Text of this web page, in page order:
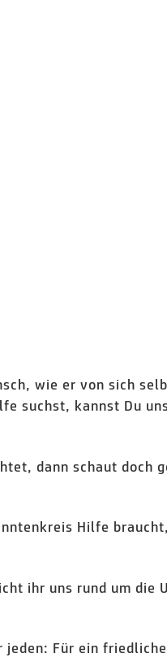
wie er von sich
suchst, kannst Du
dann schaut doch
Hilfe
ihr uns rund um die
Für ein